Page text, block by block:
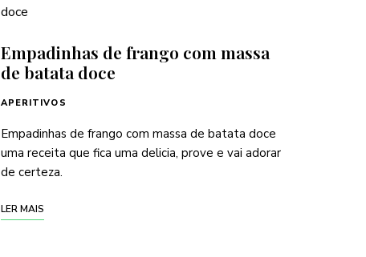
Empadinhas de frango com massa
de batata doce
APERITIVOS
Empadinhas de frango com massa de batata doce
uma receita que fica uma delicia, prove e vai adorar
de certeza.
LER MAIS